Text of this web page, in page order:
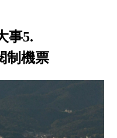
事5.
制機票